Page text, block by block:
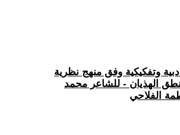
أدبية وتفكيكية وفق منهج نظرية
الهذيان - للشاعر محمد
الفلاحي